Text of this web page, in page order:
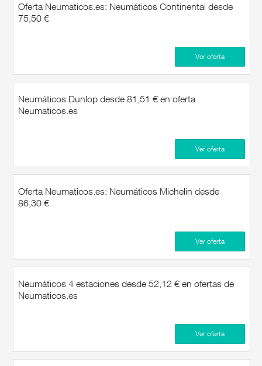
Oferta Neumaticos.es: Neumáticos Continental desde
75,50 €
Ver oferta
Neumáticos Dunlop desde 81,51 € en oferta
Neumaticos.es
Ver oferta
Oferta Neumaticos.es: Neumáticos Michelin desde
86,30 €
Ver oferta
Neumáticos 4 estaciones desde 52,12 € en ofertas de
Neumaticos.es
Ver oferta